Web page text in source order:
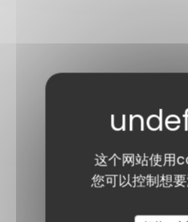
这个网站使用
您可以控制想要